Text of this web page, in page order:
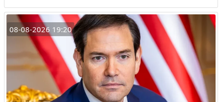
08-08-2026 19:20